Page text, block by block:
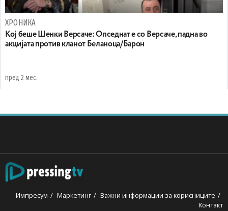
ХРОНИКА
Koj беше Шенки Версаче: Oпседнат е со Версаче, падна во
акцијата против кланот Беланоца/Барон
пред 2 мес.
Импресум Маркетинг
Важни информации за корисниците
Контакт